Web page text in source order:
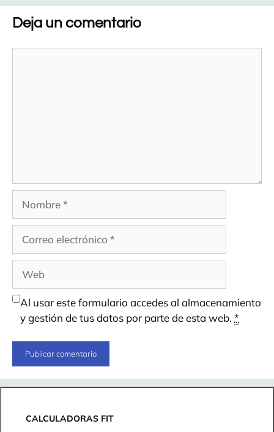
Deja un comentario
Nombre
electrónico
Al usar este formulario accedes al almacenamiento
y gestión de tus datos por parte de esta web. *
CALCULADORAS FIT